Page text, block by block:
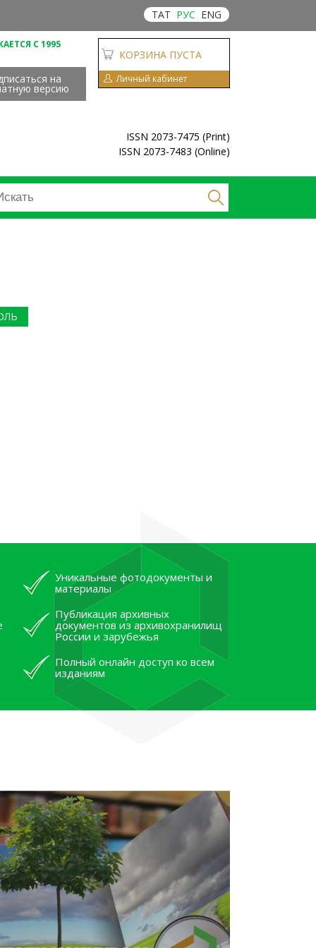
ТАТ РУС ENG
С 1995
на
версию
КОРЗИНА ПУСТА
Личный кабинет
ISSN 2073-7475 (Print)
ISSN 2073-7483 (Online)
Уникальные фотодокументы и
материалы
Публикация архивных
документов из архивохранилищ
России и зарубежья
Полный онлайн доступ ко всем
изданиям
рассказали об архивных